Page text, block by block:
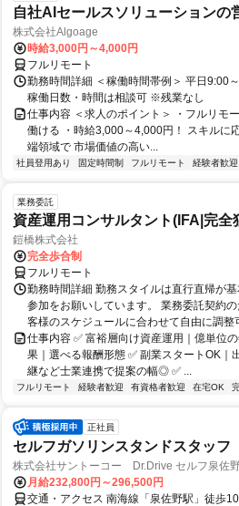
自社AIセールスソリューションの
株式会社Algoage
時給3,000円～4,000円
フルリモート
勤務時間詳細 ＜稼働時間帯例＞ 平日
稼働日数・時間は相談可 ※残業なし
仕事内容 ＜求人のポイント＞ ・フルリモ
働ける ・時給3,000～4,000円！ スキルに
端領域で 市場価値の高い...
社員登用あり 固定時間制 フルリモート 経験者歓迎
業務委託
資産運用コンサルタント(IFA|完全
鎧橋株式会社
完全歩合制
フルリモート
勤務時間詳細 勤務スタイルは直行直帰が
参加をお願いしています。 業務委託契約
客様のスケジュールに合わせて自由に調整
仕事内容 ✅ 富裕層向け資産運用｜億単位
果｜選べる報酬形態 ✅ 副業スタートOK｜
継など士業連携で提案の幅◎ ✅ ...
フルリモート 経験者歓迎 有資格者歓迎 在宅OK
正社員
セルフガソリンスタンドスタッフ
株式会社サントーコー Dr.Drive セルフ泉佐
月給232,800円～296,500円
交通・アクセス 南海線「泉佐野駅」徒歩